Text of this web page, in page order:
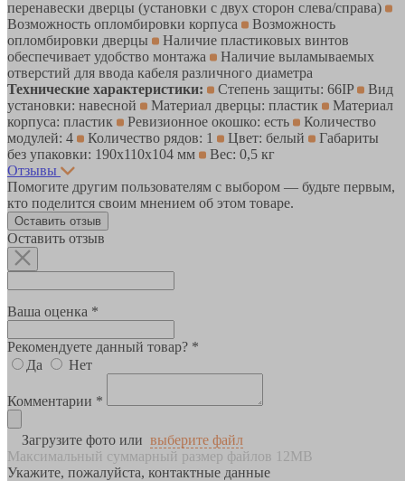
перенавески дверцы (установки с двух сторон слева/справа)
Возможность опломбировки корпуса
Возможность
опломбировки дверцы
Наличие пластиковых винтов
обеспечивает удобство монтажа
Наличие выламываемых
отверстий для ввода кабеля различного диаметра
Технические характеристики:
Степень защиты: 66IP
Вид
установки: навесной
Материал дверцы: пластик
Материал
корпуса: пластик
Ревизионное окошко: есть
Количество
модулей: 4
Количество рядов: 1 Цвет: белый
Габариты
без упаковки: 190х110х104 мм
Вес: 0,5 кг
Отзывы
Помогите другим пользователям с выбором — будьте первым,
кто поделится своим мнением об этом товаре.
Оставить отзыв
Оставить отзыв
Ваша оценка *
Рекомендуете данный товар? *
Да
Нет
Комментарии *
Загрузите фото или выберите файл
Максимальный суммарный размер файлов 12MB
Укажите, пожалуйста, контактные данные